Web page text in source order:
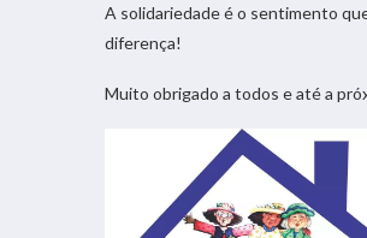
A solidariedade é o sentimento
diferença!
Muito obrigado a todos e até a